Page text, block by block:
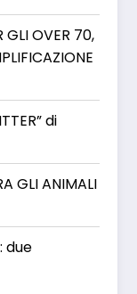
GLI OVER 70,
di
GLI ANIMALI
due